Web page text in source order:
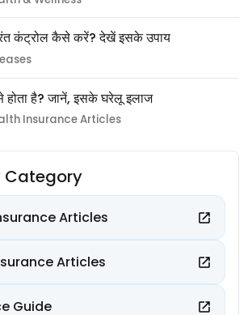
कंट्रोल कैसे करें? देखें इसके उपाय
होता है? जानें, इसके घरेलू इलाज
Insurance Articles
Category
Articles
Articles
Guide